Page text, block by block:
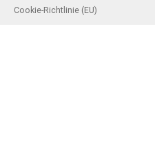
Cookie-Richtlinie (EU)